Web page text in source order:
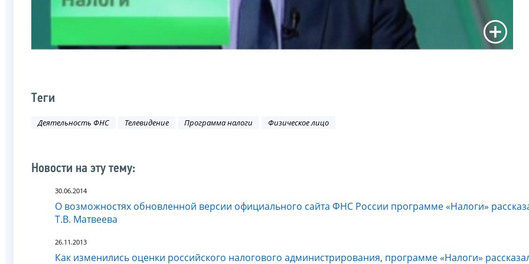
Теги
Деятельность ФНС Телевидение Программа налоги Физическое лицо
Новости на эту тему:
30.06.2014
О возможностях обновленной версии официального сайта ФНС России программе «Налоги»
Т.В. Матвеева
26.11.2013
Как изменились оценки российского налогового администрирования, программе «Налоги»